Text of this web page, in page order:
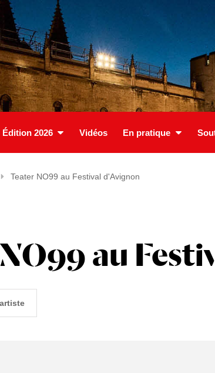
Édition 2026 Vidéos En pratique
Teater NO99 au Festival d'Avignon
au